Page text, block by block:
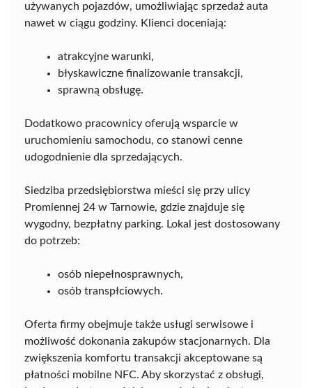
używanych pojazdów, umożliwiając sprzedaż auta
nawet w ciągu godziny. Klienci doceniają:
atrakcyjne warunki,
błyskawiczne finalizowanie transakcji,
sprawną obsługę.
Dodatkowo pracownicy oferują wsparcie w
uruchomieniu samochodu, co stanowi cenne
udogodnienie dla sprzedających.
Siedziba przedsiębiorstwa mieści się przy ulicy
Promiennej 24 w Tarnowie, gdzie znajduje się
wygodny, bezpłatny parking. Lokal jest dostosowany
do potrzeb:
osób niepełnosprawnych,
osób transpłciowych.
Oferta firmy obejmuje także usługi serwisowe i
możliwość dokonania zakupów stacjonarnych. Dla
zwiększenia komfortu transakcji akceptowane są
płatności mobilne NFC. Aby skorzystać z obsługi,